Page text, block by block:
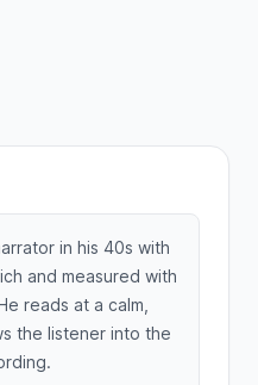
in his 40s with
and measured with
reads at a calm,
the listener into the